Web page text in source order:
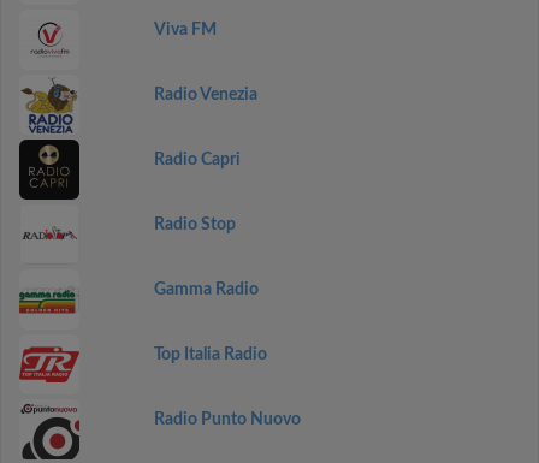
Viva FM
Radio Venezia
Radio Capri
Radio Stop
Gamma Radio
Top Italia Radio
Radio Punto Nuovo